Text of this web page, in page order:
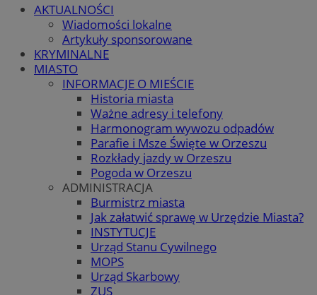
AKTUALNOŚCI
Wiadomości lokalne
Artykuły sponsorowane
KRYMINALNE
MIASTO
INFORMACJE O MIEŚCIE
Historia miasta
Ważne adresy i telefony
Harmonogram wywozu odpadów
Parafie i Msze Święte w Orzeszu
Rozkłady jazdy w Orzeszu
Pogoda w Orzeszu
ADMINISTRACJA
Burmistrz miasta
Jak załatwić sprawę w Urzędzie Miasta?
INSTYTUCJE
Urząd Stanu Cywilnego
MOPS
Urząd Skarbowy
ZUS